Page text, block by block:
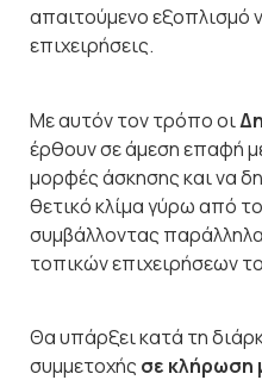
απαιτούμενο εξοπλισμό
επιχειρήσεις.
Με αυτόν τον τρόπο οι
έρθουν σε άμεση επαφή
μορφές άσκησης και να
θετικό κλίμα γύρω από
συμβάλλοντας
τοπικών επιχειρήσεων
Θα υπάρξει κατά τη
συμμετοχής σε κλήρωση